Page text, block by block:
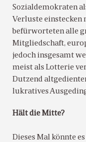
Sozialdemokraten
Verluste einstecken
befürworteten alle
Mitgliedschaft,
jedoch insgesamt
meist als Lotterie
Dutzend
lukratives
Hält die Mitte?
Dieses Mal könnte